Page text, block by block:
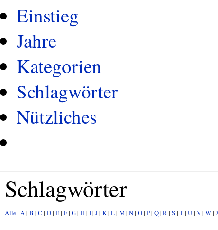
Einstieg
Jahre
Kategorien
Schlagwörter
Nützliches
Schlagwörter
Alle | A| B | C | D| E| F| G| H| I| J| K| L| M| N| O| P| Q| R| S| T| U| V| W|